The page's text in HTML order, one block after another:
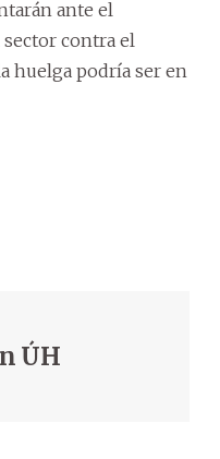
ante el
contra el
huelga podría ser en
ÚH